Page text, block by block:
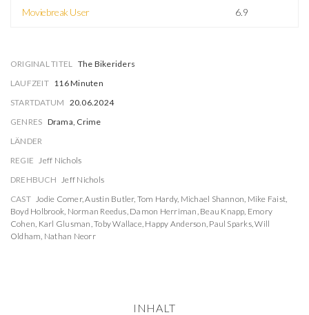
Moviebreak User 6.9
ORIGINAL TITEL
The Bikeriders
LAUFZEIT 116 Minuten
STARTDATUM 20.06.2024
GENRES Drama, Crime
LÄNDER
REGIE
Jeff Nichols
DREHBUCH
Jeff Nichols
CAST
Jodie Comer,Austin Butler, Tom Hardy, Michael Shannon Mike Faist
Boyd Holbrook Norman Reedus Damon Herriman Beau Knapp Emory
Cohen Karl Glusman ,Toby Wallace, Happy Anderson Paul Sparks,Will
Oldham Nathan Neorr
INHALT